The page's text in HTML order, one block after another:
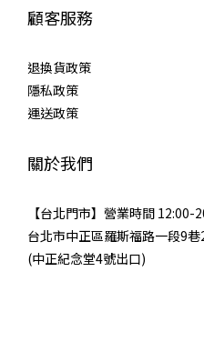
顧客服務
退換貨政策
隱私政策
運送政策
關於我們
【台北門市】營業時間 12:00-
台北市中正區羅斯福路一段9
(中正紀念堂4號出口)